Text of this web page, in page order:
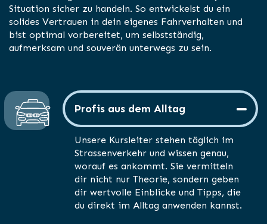
Situation sicher zu handeln. So entwickelst du ein
solides Vertrauen in dein eigenes Fahrverhalten und
bist optimal vorbereitet, um selbstständig,
aufmerksam und souverän unterwegs zu sein.
Profis aus dem Alltag
Unsere Kursleiter stehen täglich im
Strassenverkehr und wissen genau,
worauf es ankommt. Sie vermitteln
dir nicht nur Theorie, sondern geben
dir wertvolle Einblicke und Tipps, die
du direkt im Alltag anwenden kannst.